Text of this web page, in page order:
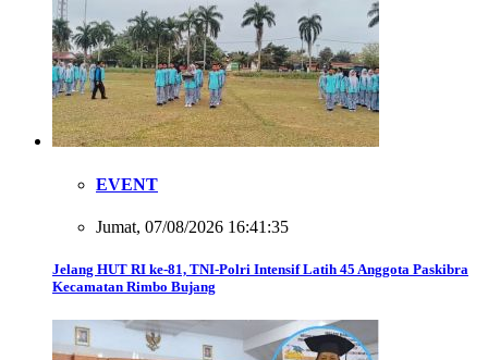
EVENT
Jumat, 07/08/2026 16:41:35
Jelang HUT RI ke-81, TNI-Polri Intensif Latih 45 Anggota Paskibra
Kecamatan Rimbo Bujang